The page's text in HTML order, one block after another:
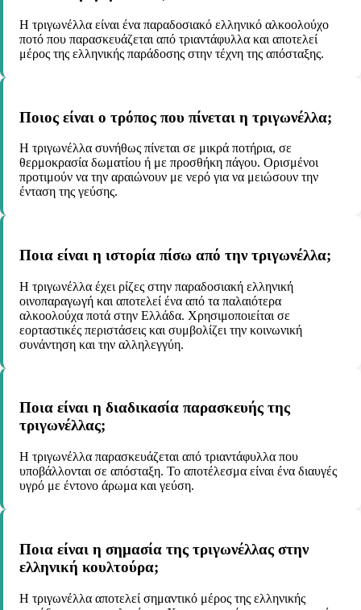
Η τριγωνέλλα είναι ένα παραδοσιακό ελληνικό αλκοολούχο
ποτό που παρασκευάζεται από τριαντάφυλλα και αποτελεί
μέρος της ελληνικής παράδοσης στην τέχνη της απόσταξης.
Ποιος είναι ο τρόπος που πίνεται η τριγωνέλλα;
Η τριγωνέλλα συνήθως πίνεται σε μικρά ποτήρια, σε
θερμοκρασία δωματίου ή με προσθήκη πάγου. Ορισμένοι
προτιμούν να την αραιώνουν με νερό για να μειώσουν την
ένταση της γεύσης.
Ποια είναι η ιστορία πίσω από την τριγωνέλλα;
Η τριγωνέλλα έχει ρίζες στην παραδοσιακή ελληνική
οινοπαραγωγή και αποτελεί ένα από τα παλαιότερα
αλκοολούχα ποτά στην Ελλάδα. Χρησιμοποιείται σε
εορταστικές περιστάσεις και συμβολίζει την κοινωνική
συνάντηση και την αλληλεγγύη.
Ποια είναι η διαδικασία παρασκευής της
τριγωνέλλας;
Η τριγωνέλλα παρασκευάζεται από τριαντάφυλλα που
υποβάλλονται σε απόσταξη. Το αποτέλεσμα είναι ένα διαυγές
υγρό με έντονο άρωμα και γεύση.
Ποια είναι η σημασία της τριγωνέλλας στην
ελληνική κουλτούρα;
Η τριγωνέλλα αποτελεί σημαντικό μέρος της ελληνικής